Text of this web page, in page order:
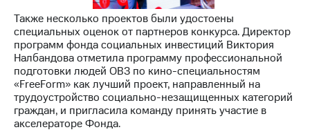
Также несколько проектов были удостоены
специальных оценок от партнеров конкурса. Директор
программ фонда социальных инвестиций Виктория
Налбандова отметила программу профессиональной
подготовки людей ОВЗ по кино-специальностям
«FreeForm» как лучший проект, направленный на
трудоустройство социально-незащищенных категорий
граждан, и пригласила команду принять участие в
акселераторе Фонда.